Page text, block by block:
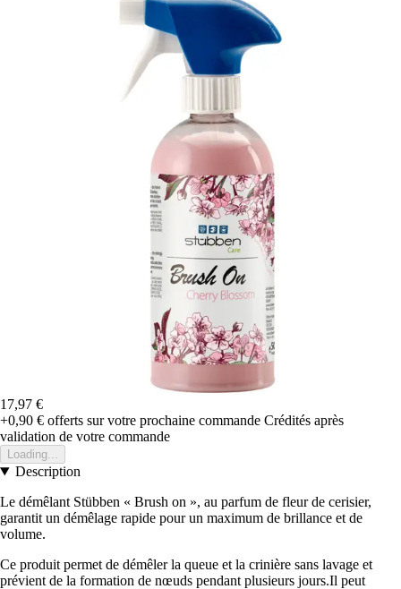
17,97 €
+0,90 € offerts sur votre prochaine commande Crédités après
validation de votre commande
Loading...
Description
Le démêlant Stübben « Brush on », au parfum de fleur de cerisier,
garantit un démêlage rapide pour un maximum de brillance et de
volume.
Ce produit permet de démêler la queue et la crinière sans lavage et
prévient de la formation de nœuds pendant plusieurs jours.Il peut